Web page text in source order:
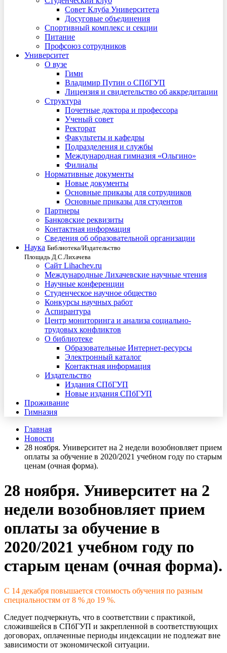
Совет Клуба Университета
Досуговые объединения
Спортивный комплекс и секции
Питание
Профсоюз сотрудников
Университет
О вузе
Гимн
Владимир Путин о СПбГУП
Лицензия и свидетельство об аккредитации
Структура
Почетные доктора и профессора
Ученый совет
Ректорат
Факультеты и кафедры
Подразделения и службы
Международная гимназия «Ольгино»
Филиалы
Нормативные документы
Новые документы
Основные приказы для сотрудников
Основные приказы для студентов
Партнеры
Банковские реквизиты
Контактная информация
Сведения об образовательной организации
Наука Библиотека/Издательство
Площадь Д.С.Лихачева
Сайт Lihachev.ru
Международные Лихачевские научные чтения
Научные конференции
Студенческое научное общество
Конкурсы научных работ
Аспирантура
Центр мониторинга и анализа социально-
трудовых конфликтов
О библиотеке
Образовательные Интернет-ресурсы
Электронный каталог
Контактная информация
Издательство
Издания СПбГУП
Новые издания СПбГУП
Проживание
Гимназия
Главная
Новости
28 ноября. Университет на 2 недели возобновляет прием
оплаты за обучение в 2020/2021 учебном году по старым
ценам (очная форма).
28 ноября. Университет на 2
недели возобновляет прием
оплаты за обучение в
2020/2021 учебном году по
старым ценам (очная форма).
С 14 декабря повышается стоимость обучения по разным
специальностям от 8 % до 19 %.
Следует подчеркнуть, что в соответствии с практикой,
сложившейся в СПбГУП и закрепленной в соответствующих
договорах, оплаченные периоды индексации не подлежат вне
зависимости от экономической ситуации.